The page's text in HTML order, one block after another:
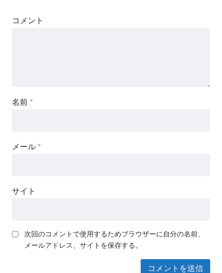
コメント
名前 *
メール *
サイト
次回のコメントで使用するためブラウザーに自分の名前、
メールアドレス、サイトを保存する。